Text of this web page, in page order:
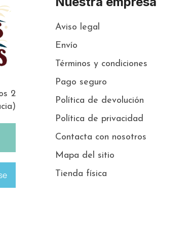
2
Aviso legal
Envío
Términos y condiciones
Pago seguro
Política de devolución
Política de privacidad
Contacta con nosotros
Mapa del sitio
Tienda física